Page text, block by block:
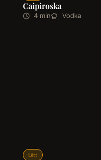
Caipiroska
4 min Vodka
Lätt